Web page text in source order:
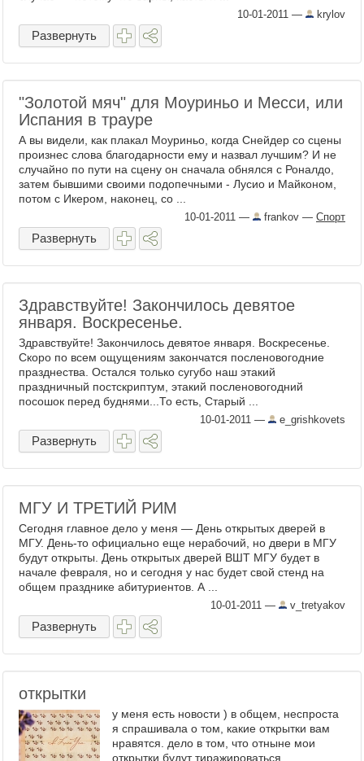
10-01-2011 — krylov
Развернуть
"Золотой мяч" для Моуриньо и Месси, или
Испания в трауре
А вы видели, как плакал Моуриньо, когда Снейдер со сцены
произнес слова благодарности ему и назвал лучшим? И не
случайно по пути на сцену он сначала обнялся с Роналдо,
затем бывшими своими подопечными - Лусио и Майконом,
потом с Икером, наконец, со ...
10-01-2011 — frankov — Спорт
Развернуть
Здравствуйте! Закончилось девятое
января. Воскресенье.
Здравствуйте! Закончилось девятое января. Воскресенье.
Скоро по всем ощущениям закончатся посленовогодние
празднества. Остался только сугубо наш этакий
праздничный постскриптум, этакий посленовогодний
посошок перед буднями...То есть, Старый ...
10-01-2011 — e_grishkovets
Развернуть
МГУ И ТРЕТИЙ РИМ
Сегодня главное дело у меня — День открытых дверей в
МГУ. День-то официально еще нерабочий, но двери в МГУ
будут открыты. День открытых дверей ВШТ МГУ будет в
начале февраля, но и сегодня у нас будет свой стенд на
общем празднике абитуриентов. А ...
10-01-2011 — v_tretyakov
Развернуть
открытки
у меня есть новости ) в общем, неспроста
я спрашивала о том, какие открытки вам
нравятся. дело в том, что отныне мои
открытки будут тиражироваться